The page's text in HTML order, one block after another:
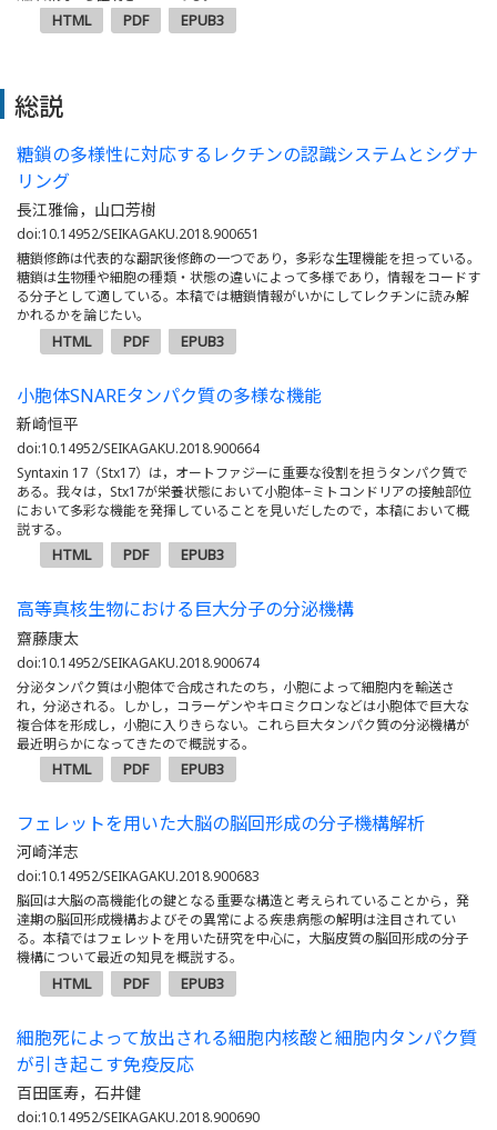
HTML PDF EPUB3
総説
糖鎖の多様性に対応するレクチンの認識システムとシグナ
リング
長江雅倫，山口芳樹
doi:10.14952/SEIKAGAKU.2018.900651
糖鎖修飾は代表的な翻訳後修飾の一つであり，多彩な生理機能を担っている。
糖鎖は生物種や細胞の種類・状態の違いによって多様であり，情報をコードす
る分子として適している。本稿では糖鎖情報がいかにしてレクチンに読み解
かれるかを論じたい。
HTML PDF EPUB3
小胞体SNAREタンパク質の多様な機能
新崎恒平
doi:10.14952/SEIKAGAKU.2018.900664
Syntaxin 17（Stx17）は，オートファジーに重要な役割を担うタンパク質で
ある。我々は，Stx17が栄養状態において小胞体−ミトコンドリアの接触部位
において多彩な機能を発揮していることを見いだしたので，本稿において概
説する。
HTML PDF EPUB3
高等真核生物における巨大分子の分泌機構
齋藤康太
doi:10.14952/SEIKAGAKU.2018.900674
分泌タンパク質は小胞体で合成されたのち，小胞によって細胞内を輸送さ
れ，分泌される。しかし，コラーゲンやキロミクロンなどは小胞体で巨大な
複合体を形成し，小胞に入りきらない。これら巨大タンパク質の分泌機構が
最近明らかになってきたので概説する。
HTML PDF EPUB3
フェレットを用いた大脳の脳回形成の分子機構解析
河崎洋志
doi:10.14952/SEIKAGAKU.2018.900683
脳回は大脳の高機能化の鍵となる重要な構造と考えられていることから，発
達期の脳回形成機構およびその異常による疾患病態の解明は注目されてい
る。本稿ではフェレットを用いた研究を中心に，大脳皮質の脳回形成の分子
機構について最近の知見を概説する。
HTML PDF EPUB3
細胞死によって放出される細胞内核酸と細胞内タンパク質
が引き起こす免疫反応
百田匡寿，石井健
doi:10.14952/SEIKAGAKU.2018.900690